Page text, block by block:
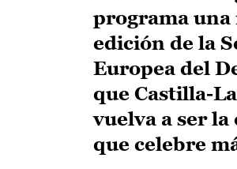
programa una
edición de la
Europea del
que Castilla-
vuelva a ser
que celebre